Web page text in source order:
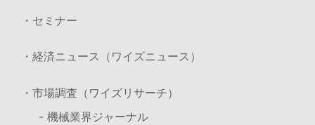
・セミナー
・経済ニュース（ワイズニュース）
・市場調査（ワイズリサーチ）
- 機械業界ジャーナル